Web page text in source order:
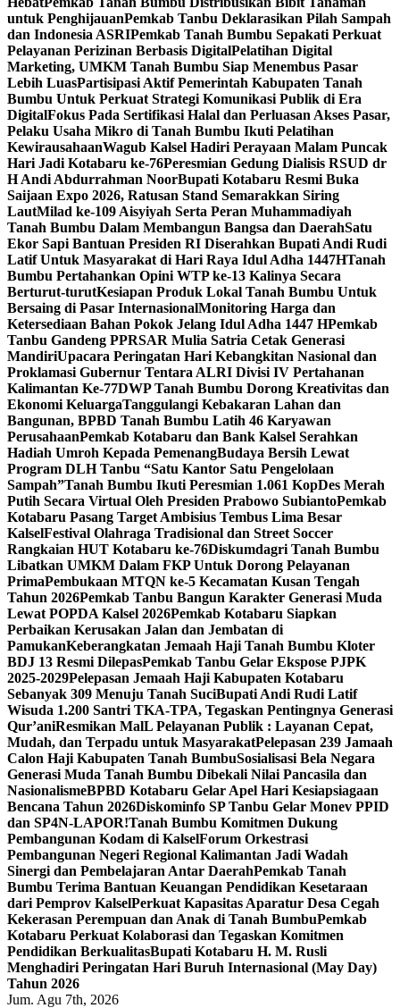
untuk PenghijauanPemkab Tanbu Deklarasikan Pilah Sampah
dan Indonesia ASRIPemkab Tanah Bumbu Sepakati Perkuat
Pelayanan Perizinan Berbasis DigitalPelatihan Digital
Marketing, UMKM Tanah Bumbu Siap Menembus Pasar
Lebih LuasPartisipasi Aktif Pemerintah Kabupaten Tanah
Bumbu Untuk Perkuat Strategi Komunikasi Publik di Era
DigitalFokus Pada Sertifikasi Halal dan Perluasan Akses Pasar,
Pelaku Usaha Mikro di Tanah Bumbu Ikuti Pelatihan
KewirausahaanWagub Kalsel Hadiri Perayaan Malam Puncak
Hari Jadi Kotabaru ke-76Peresmian Gedung Dialisis RSUD dr
H Andi Abdurrahman NoorBupati Kotabaru Resmi Buka
Saijaan Expo 2026, Ratusan Stand Semarakkan Siring
LautMilad ke-109 Aisyiyah Serta Peran Muhammadiyah
Tanah Bumbu Dalam Membangun Bangsa dan DaerahSatu
Ekor Sapi Bantuan Presiden RI Diserahkan Bupati Andi Rudi
Latif Untuk Masyarakat di Hari Raya Idul Adha 1447HTanah
Bumbu Pertahankan Opini WTP ke-13 Kalinya Secara
Berturut-turutKesiapan Produk Lokal Tanah Bumbu Untuk
Bersaing di Pasar InternasionalMonitoring Harga dan
Ketersediaan Bahan Pokok Jelang Idul Adha 1447 HPemkab
Tanbu Gandeng PPRSAR Mulia Satria Cetak Generasi
MandiriUpacara Peringatan Hari Kebangkitan Nasional dan
Proklamasi Gubernur Tentara ALRI Divisi IV Pertahanan
Kalimantan Ke-77DWP Tanah Bumbu Dorong Kreativitas dan
Ekonomi KeluargaTanggulangi Kebakaran Lahan dan
Bangunan, BPBD Tanah Bumbu Latih 46 Karyawan
PerusahaanPemkab Kotabaru dan Bank Kalsel Serahkan
Hadiah Umroh Kepada PemenangBudaya Bersih Lewat
Program DLH Tanbu “Satu Kantor Satu Pengelolaan
Sampah”Tanah Bumbu Ikuti Peresmian 1.061 KopDes Merah
Putih Secara Virtual Oleh Presiden Prabowo SubiantoPemkab
Kotabaru Pasang Target Ambisius Tembus Lima Besar
KalselFestival Olahraga Tradisional dan Street Soccer
Rangkaian HUT Kotabaru ke-76Diskumdagri Tanah Bumbu
Libatkan UMKM Dalam FKP Untuk Dorong Pelayanan
PrimaPembukaan MTQN ke-5 Kecamatan Kusan Tengah
Tahun 2026Pemkab Tanbu Bangun Karakter Generasi Muda
Lewat POPDA Kalsel 2026Pemkab Kotabaru Siapkan
Perbaikan Kerusakan Jalan dan Jembatan di
PamukanKeberangkatan Jemaah Haji Tanah Bumbu Kloter
BDJ 13 Resmi DilepasPemkab Tanbu Gelar Ekspose PJPK
2025-2029Pelepasan Jemaah Haji Kabupaten Kotabaru
Sebanyak 309 Menuju Tanah SuciBupati Andi Rudi Latif
Wisuda 1.200 Santri TKA-TPA, Tegaskan Pentingnya Generasi
Qur’aniResmikan MalL Pelayanan Publik : Layanan Cepat,
Mudah, dan Terpadu untuk MasyarakatPelepasan 239 Jamaah
Calon Haji Kabupaten Tanah BumbuSosialisasi Bela Negara
Generasi Muda Tanah Bumbu Dibekali Nilai Pancasila dan
NasionalismeBPBD Kotabaru Gelar Apel Hari Kesiapsiagaan
Bencana Tahun 2026Diskominfo SP Tanbu Gelar Monev PPID
dan SP4N-LAPOR!Tanah Bumbu Komitmen Dukung
Pembangunan Kodam di KalselForum Orkestrasi
Pembangunan Negeri Regional Kalimantan Jadi Wadah
Sinergi dan Pembelajaran Antar DaerahPemkab Tanah
Bumbu Terima Bantuan Keuangan Pendidikan Kesetaraan
dari Pemprov KalselPerkuat Kapasitas Aparatur Desa Cegah
Kekerasan Perempuan dan Anak di Tanah BumbuPemkab
Kotabaru Perkuat Kolaborasi dan Tegaskan Komitmen
Pendidikan BerkualitasBupati Kotabaru H. M. Rusli
Menghadiri Peringatan Hari Buruh Internasional (May Day)
Tahun 2026
Jum. Agu 7th, 2026